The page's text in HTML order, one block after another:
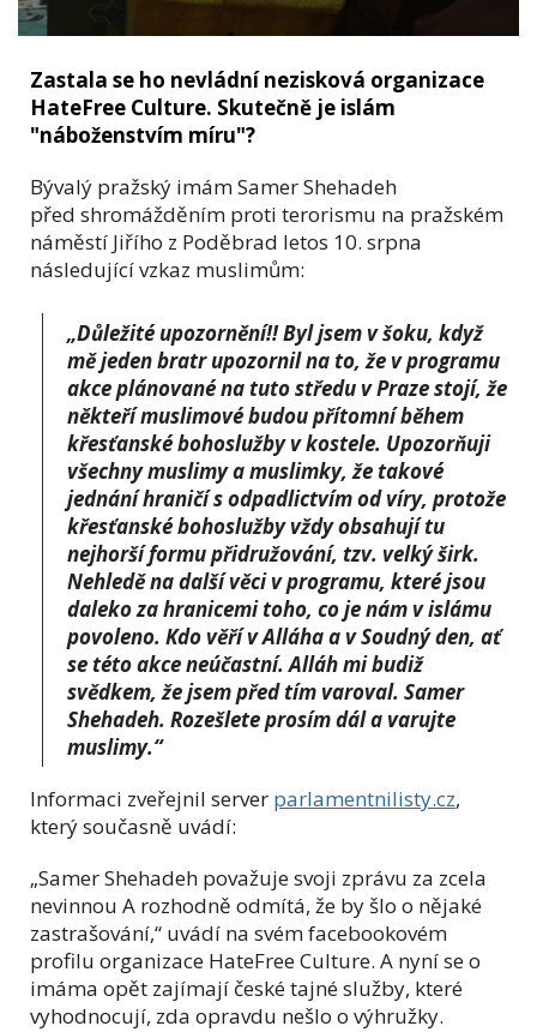
Zastala se ho nevládní nezisková organizace
HateFree Culture. Skutečně je islám
"náboženstvím míru"?
Bývalý pražský imám Samer Shehadeh
před shromážděním proti terorismu na pražském
náměstí Jiřího z Poděbrad letos 10. srpna
následující vzkaz muslimům:
„Důležité upozornění!! Byl jsem v šoku, když
mě jeden bratr upozornil na to, že v programu
akce plánované na tuto středu v Praze stojí, že
někteří muslimové budou přítomní během
křesťanské bohoslužby v kostele. Upozorňuji
všechny muslimy a muslimky, že takové
jednání hraničí s odpadlictvím od víry, protože
křesťanské bohoslužby vždy obsahují tu
nejhorší formu přidružování, tzv. velký širk.
Nehledě na další věci v programu, které jsou
daleko za hranicemi toho, co je nám v islámu
povoleno. Kdo věří v Alláha a v Soudný den, ať
se této akce neúčastní. Alláh mi budiž
svědkem, že jsem před tím varoval. Samer
Shehadeh. Rozešlete prosím dál a varujte
muslimy.“
Informaci zveřejnil server parlamentnilisty.cz,
který současně uvádí:
„Samer Shehadeh považuje svoji zprávu za zcela
nevinnou A rozhodně odmítá, že by šlo o nějaké
zastrašování,“ uvádí na svém facebookovém
profilu organizace HateFree Culture. A nyní se o
imáma opět zajímají české tajné služby, které
vyhodnocují, zda opravdu nešlo o výhružky.